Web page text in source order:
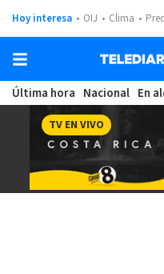
Hoy interesa OIJ Clima
Última hora Nacional En
TV EN VIVO